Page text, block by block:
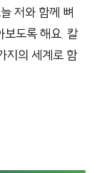
저와 함께 뼈
보도록 해요. 칼
지의 세계로 함